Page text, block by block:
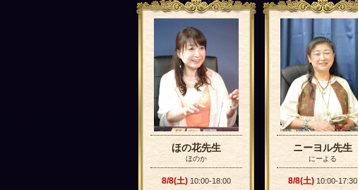
ほの花先生
ほのか
8/8(土) 10:00-18:00
ニーヨル先生
にーよる
8/8(土) 10:00-17:30